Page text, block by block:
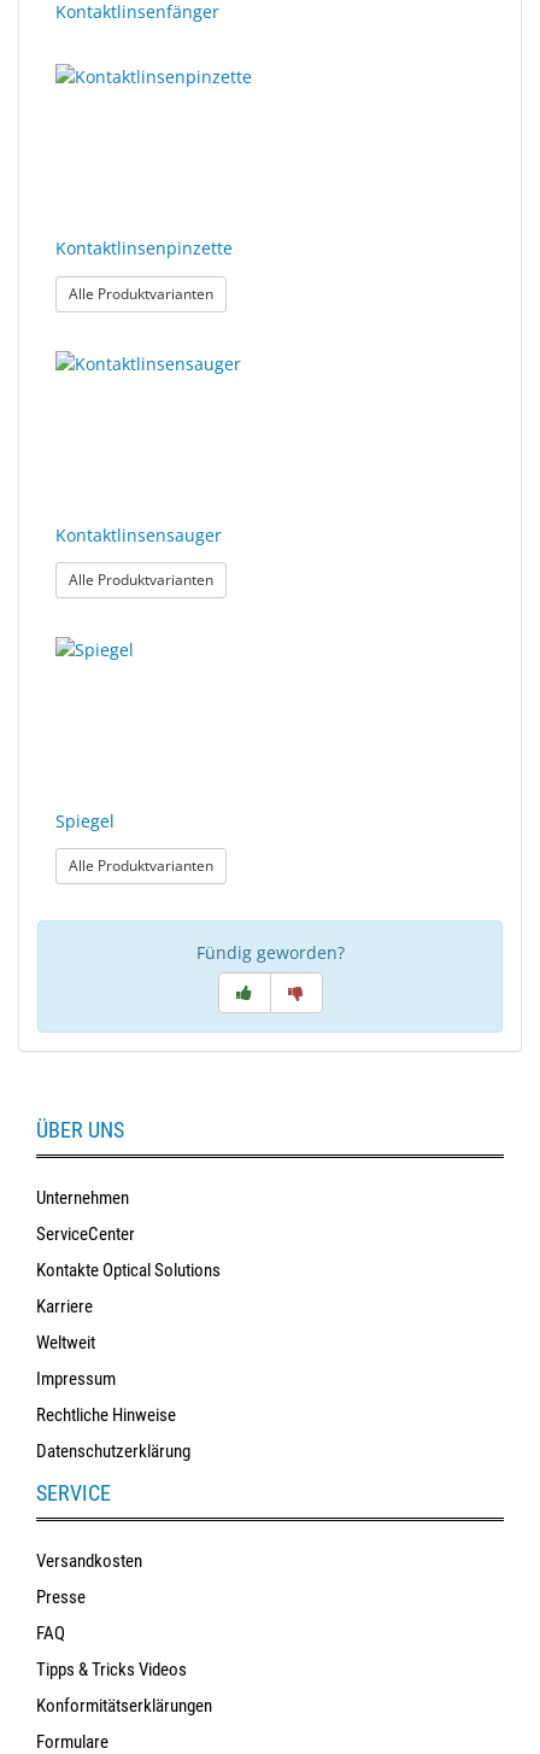
Kontaktlinsenfänger
Kontaktlinsenpinzette
Alle Produktvarianten: Kontaktlinsenpinzette
Kontaktlinsensauger
Alle Produktvarianten: Kontaktlinsensauger
Spiegel
Alle Produktvarianten: Spiegel
Fündig geworden?
ÜBER UNS
Unternehmen
ServiceCenter
Kontakte Optical Solutions
Karriere
Weltweit
Impressum
Rechtliche Hinweise
Datenschutzerklärung
SERVICE
Versandkosten
Presse
FAQ
Tipps & Tricks Videos
Konformitätserklärungen
Formulare